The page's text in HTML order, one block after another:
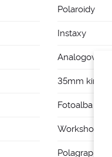
Polaroidy
Instaxy
Analogové
35mm
Fotoalba a
Workshopy
Polagraph